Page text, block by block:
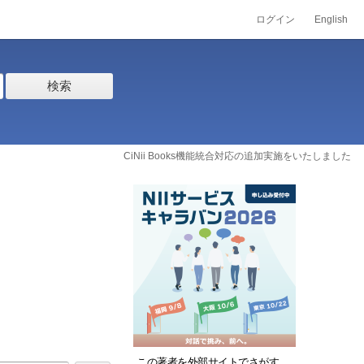
ログイン English
検索
CiNii Books機能統合対応の追加実施をいたしました